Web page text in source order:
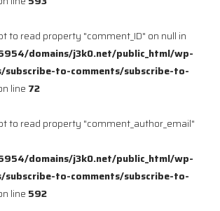
to read property "comment_ID" on null in
domains/j3k0.net/public_html/wp-
to-comments/subscribe-to-
line 72
to read property "comment_author_email"
domains/j3k0.net/public_html/wp-
to-comments/subscribe-to-
line 592